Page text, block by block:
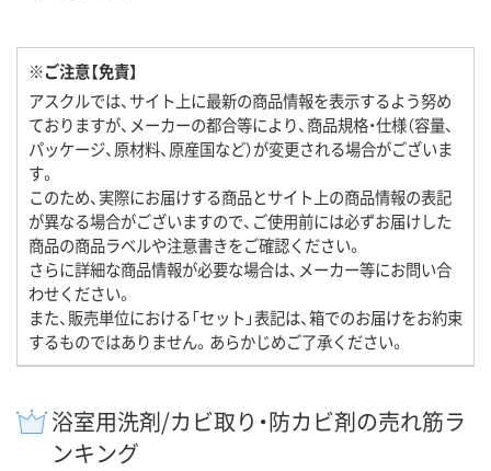
※ご注意【免責】
アスクルでは、サイト上に最新の商品情報を表示するよう努め
ておりますが、メーカーの都合等により、商品規格・仕様（容量、
パッケージ、原材料、原産国など）が変更される場合がございま
す。
このため、実際にお届けする商品とサイト上の商品情報の表記
が異なる場合がございますので、ご使用前には必ずお届けした
商品の商品ラベルや注意書きをご確認ください。
さらに詳細な商品情報が必要な場合は、メーカー等にお問い合
わせください。
また、販売単位における「セット」表記は、箱でのお届けをお約束
するものではありません。あらかじめご了承ください。
浴室用洗剤/カビ取り・防カビ剤の売れ筋ラ
ンキング